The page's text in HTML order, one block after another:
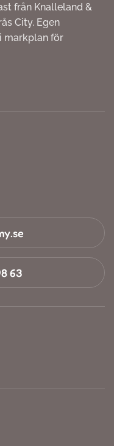
från Knalleland &
City. Egen
markplan för
63